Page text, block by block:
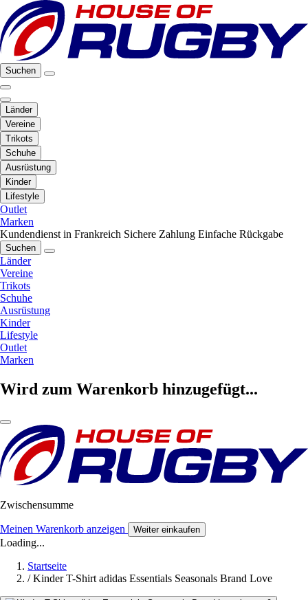
Suchen
Länder
Vereine
Trikots
Schuhe
Ausrüstung
Kinder
Lifestyle
Outlet
Marken
Kundendienst in Frankreich Sichere Zahlung Einfache Rückgabe
Suchen
Länder
Vereine
Trikots
Schuhe
Ausrüstung
Kinder
Lifestyle
Outlet
Marken
Wird zum Warenkorb hinzugefügt...
Zwischensumme
Meinen Warenkorb anzeigen Weiter einkaufen
Loading...
Startseite
/ Kinder T-Shirt adidas Essentials Seasonals Brand Love